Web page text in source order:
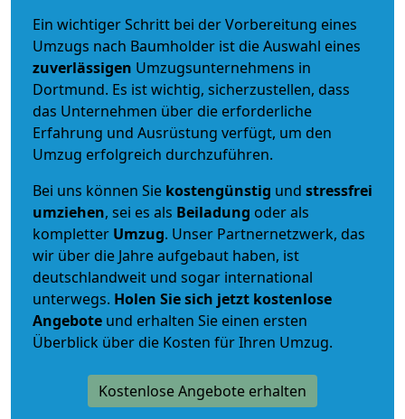
Ein wichtiger Schritt bei der Vorbereitung eines
Umzugs nach Baumholder ist die Auswahl eines
zuverlässigen Umzugsunternehmens in
Dortmund. Es ist wichtig, sicherzustellen, dass
das Unternehmen über die erforderliche
Erfahrung und Ausrüstung verfügt, um den
Umzug erfolgreich durchzuführen.
Bei uns können Sie kostengünstig und stressfrei
umziehen, sei es als Beiladung oder als
kompletter Umzug. Unser Partnernetzwerk, das
wir über die Jahre aufgebaut haben, ist
deutschlandweit und sogar international
unterwegs. Holen Sie sich jetzt kostenlose
Angebote und erhalten Sie einen ersten
Überblick über die Kosten für Ihren Umzug.
Kostenlose Angebote erhalten